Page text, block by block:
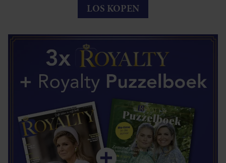
LOS KOPEN